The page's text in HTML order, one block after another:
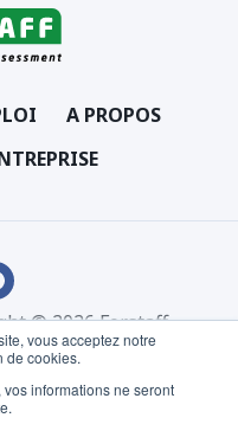
vous acceptez notre
de cookies.
informations ne seront
A PROPOS
© 2026 Forstaff